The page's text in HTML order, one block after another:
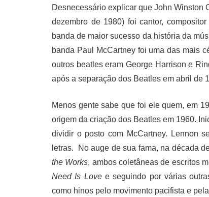
Desnecessário explicar que John Winston
dezembro de 1980) foi cantor,
banda de maior sucesso da história da
banda Paul McCartney foi uma das mais
outros beatles eram George Harrison e
após a separação dos Beatles em abril de
Menos gente sabe que foi ele quem, em
origem da criação dos Beatles em 1960.
dividir o posto com McCartney. Lennon
letras. No auge de sua fama, na década
the Works, ambos coletâneas de escritos
Need Is Lovee seguindo por várias
como hinos pelo movimento pacifista e